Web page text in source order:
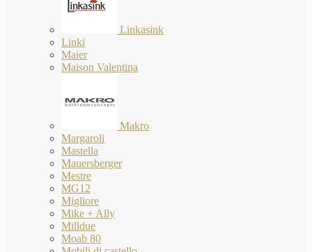
Linkasink
Linki
Maier
Maison Valentina
Makro
Margaroli
Mastella
Mauersberger
Mestre
MG12
Migliore
Mike + Ally
Milldue
Moab 80